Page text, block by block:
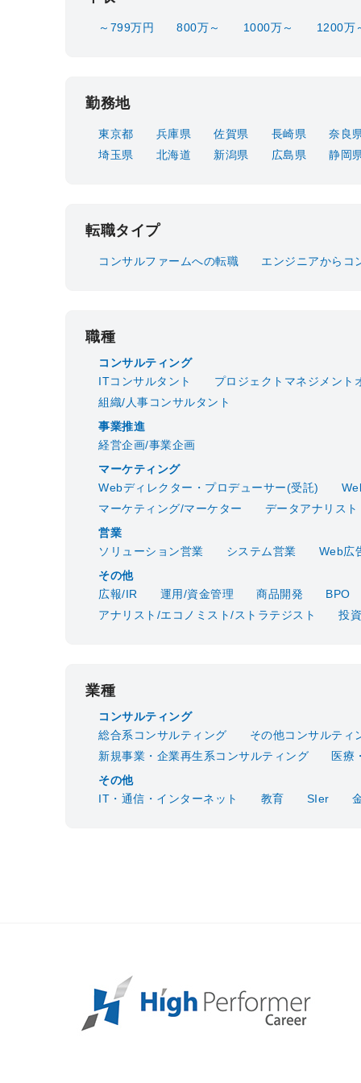
～799万円 800万～ 1000万～ 1200万
勤務地
東京都 兵庫県 佐賀県 長崎県
奈良
埼玉県
北海道 新潟県 広島県 静岡
転職タイプ
コンサルファームへの転職 エンジニアからコ
職種
コンサルティング
ITコンサルタント
プロジェクトマネジメント
組織/人事コンサルタント
事業推進
経営企画/事業企画
マーケティング
Webディレクター・プロデューサー(受託)
マーケティング/マーケター
データアナリス
営業
ソリューション営業
システム営業
Web広
その他
広報/IR
運用/資金管理 商品開発
BPO
アナリスト/エコノミスト/ストラテジスト
投
業種
コンサルティング
総合系コンサルティング
その他コンサルティ
新規事業・企業再生系コンサルティング
医療
その他
IT・通信・インターネット
教育 SIer